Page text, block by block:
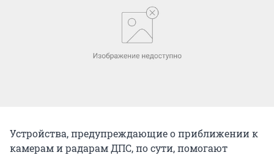
Устройства, предупреждающие о приближении к
камерам и радарам ДПС, по сути, помогают